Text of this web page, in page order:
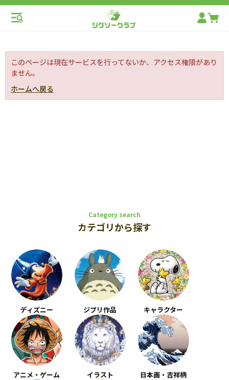
このページは現在サービスを行ってないか、アクセス権限があり
ません。
ホームへ戻る
Category search
カテゴリから探す
ディズニー ジブリ作品 キャラクター
アニメ・ゲーム イラスト 日本画・吉祥柄